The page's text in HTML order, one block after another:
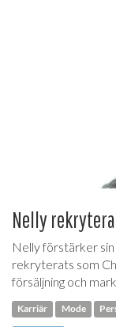
Nelly
Nelly förstärker sin
rekryterats som
försäljning och
Karriär Mode